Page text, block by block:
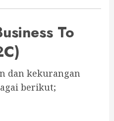
To
dan kekurangan
berikut;